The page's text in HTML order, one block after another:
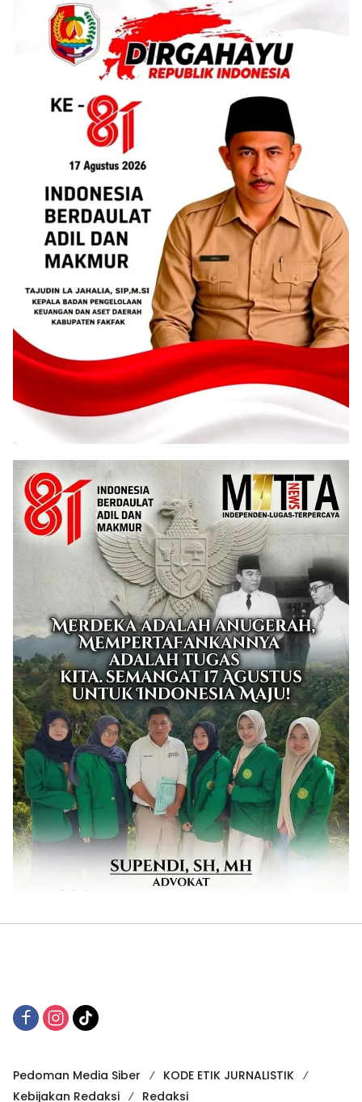
Pedoman Media Siber
KODE ETIK JURNALISTIK
Kebijakan Redaksi
Redaksi